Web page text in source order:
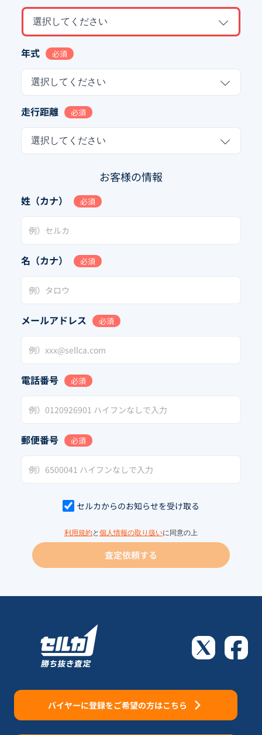
選択してください
年式 必須
選択してください
走行距離 必須
選択してください
お客様の情報
姓（カナ） 必須
名（カナ） 必須
メールアドレス 必須
電話番号 必須
郵便番号 必須
セルカからのお知らせを受け取る
利用規約と 個人情報の取り扱いに同意の上
査定依頼する
バイヤーに登録をご希望の方はこちら